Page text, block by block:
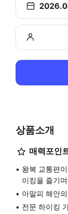
상품소개
매력포인
왕복 교통편
이킹을 즐기
아말피 해안
전문 하이킹